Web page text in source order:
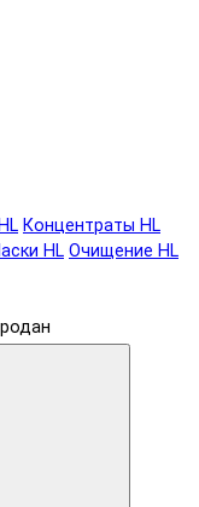
Концентраты HL
HL Очищение HL